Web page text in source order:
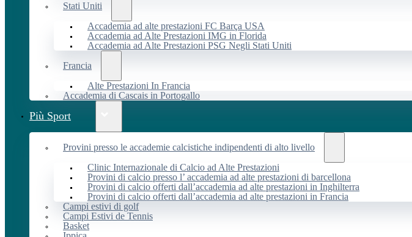
Stati Uniti
Accademia ad alte prestazioni FC Barça USA
Accademia ad Alte Prestazioni IMG in Florida
Accademia ad Alte Prestazioni PSG Negli Stati Uniti
Francia
Alte Prestazioni In Francia
Accademia di Cascais in Portogallo
Più Sport
Provini presso le accademie calcistiche indipendenti di alto livello
Clinic Internazionale di Calcio ad Alte Prestazioni
Provini di calcio presso l’ accademia ad alte prestazioni di barcellona
Provini di calcio offerti dall’accademia ad alte prestazioni in Inghilterra
Provini di calcio offerti dall’accademia ad alte prestazioni in Francia
Campi estivi di golf
Campi Estivi de Tennis
Basket